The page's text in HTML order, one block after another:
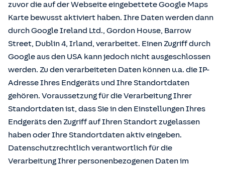
zuvor die auf der Webseite eingebettete Google Maps
Karte bewusst aktiviert haben. Ihre Daten werden dann
durch Google Ireland Ltd., Gordon House, Barrow
Street, Dublin 4, Irland, verarbeitet. Einen Zugriff durch
Google aus den USA kann jedoch nicht ausgeschlossen
werden. Zu den verarbeiteten Daten können u.a. die IP-
Adresse Ihres Endgeräts und Ihre Standortdaten
gehören. Voraussetzung für die Verarbeitung Ihrer
Standortdaten ist, dass Sie in den Einstellungen Ihres
Endgeräts den Zugriff auf Ihren Standort zugelassen
haben oder Ihre Standortdaten aktiv eingeben.
Datenschutzrechtlich verantwortlich für die
Verarbeitung Ihrer personenbezogenen Daten im